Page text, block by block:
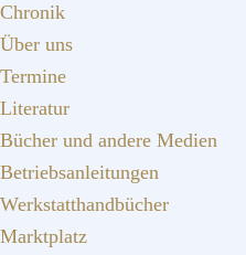
Chronik
Über uns
Termine
Literatur
Bücher und andere Medien
Betriebsanleitungen
Werkstatthandbücher
Marktplatz